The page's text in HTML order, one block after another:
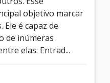
objetivo marcar
é capaz de
de inúmeras
elas: Entrad...